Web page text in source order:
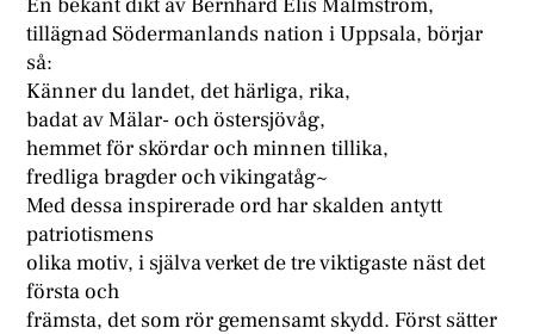
En bekant dikt av Bernhard Elis Malmström,
tillägnad Södermanlands nation i Uppsala, börjar
så:
Känner du landet, det härliga, rika,
badat av Mälar- och östersjövåg,
hemmet för skördar och minnen tillika,
fredliga bragder och vikingatåg~
Med dessa inspirerade ord har skalden antytt
patriotismens
olika motiv, i själva verket de tre viktigaste näst det
första och
främsta, det som rör gemensamt skydd. Först sätter